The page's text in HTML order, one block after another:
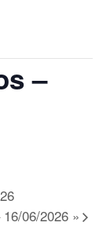
–
06/2026 »